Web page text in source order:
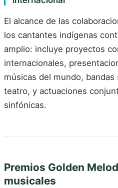
El alcance de las
los cantantes indígenas
amplio: incluye proyectos
internacionales,
músicas del mundo, bandas
teatro, y actuaciones
sinfónicas.
Premios Golden
musicales